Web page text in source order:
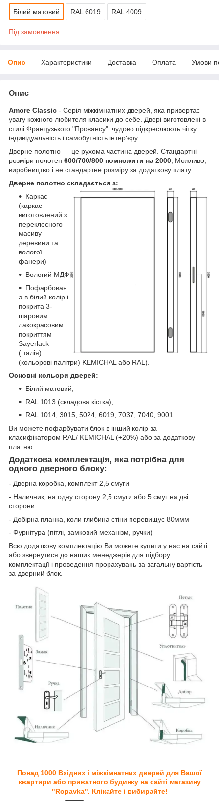
Білий матовий RAL 6019 RAL 4009
Під замовлення
Опис Характеристики Доставка Оплата Умови
Опис
Amore Classic - Серія міжкімнатних дверей, яка привертає
увагу кожного любителя класики до себе. Двері виготовлені в
стилі Французького "Провансу", чудово підкреслюють чітку
індивідуальність і самобутність інтер'єру.
Дверне полотно — це рухома частина дверей. Стандартні
розміри полотен 600/700/800 помножити на 2000 , Можливо,
виробництво і не стандартне розміру за додаткову плату.
Дверне полотно складається з:
Каркас
(каркас
виготовлений з
переклеєного
масиву
деревини та
вологої
фанери)
Вологий МДФ
Пофарбован
а в білий колір і
покрита 3-
шаровим
лакокрасовим
покриттям
Sayerlack
(Італія).
(кольорові палітри) KEMICHAL або RAL).
Основні кольори дверей:
Білий матовий;
RAL 1013 (складова кістка);
RAL 1014, 3015, 5024, 6019, 7037, 7040, 9001.
Ви можете пофарбувати блок в інший колір за
класифікатором RAL/ KEMICHAL (+20%) або за додаткову
платню.
Додаткова комплектація, яка потрібна для
одного дверного блоку:
- Дверна коробка, комплект 2,5 смуги
- Наличник, на одну сторону 2,5 смуги або 5 смуг на дві
сторони
- Добірна планка, коли глибина стіни перевищує 80ммм
- Фурнітура (пітлі, замковий механізм, ручки)
Всю додаткову комплектацію Ви можете купити у нас на сайті
або звернутися до наших менеджерів для підбору
комплектації і проведення прорахувань за загальну вартість
за дверний блок.
Понад 1000 Вхідних і міжкімнатних дверей для Вашої
квартири або приватного будинку на сайті магазину
"Ropavka". Клікайте і вибирайте!